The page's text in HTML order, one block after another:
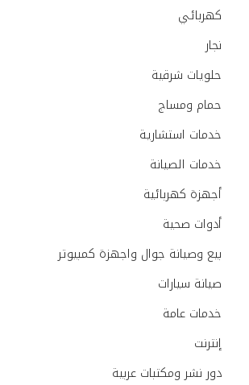
كهربائي
نجار
حلويات شرقية
حمام ومساج
خدمات استشارية
خدمات الصيانة
أجهزة كهربائية
أدوات صحية
بيع وصيانة جوال واجهزة كمبيوتر
صيانة سيارات
خدمات عامة
إنترنت
دور نشر ومكتبات عربية